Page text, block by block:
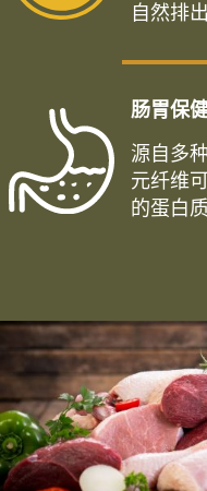
自然排出
肠胃保
源自多
元纤维
的蛋白